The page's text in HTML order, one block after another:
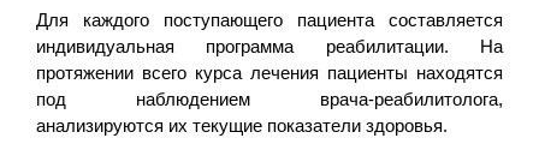
Для каждого поступающего пациента составляется
индивидуальная программа реабилитации. На
протяжении всего курса лечения пациенты находятся
под наблюдением врача-реабилитолога,
анализируются их текущие показатели здоровья.